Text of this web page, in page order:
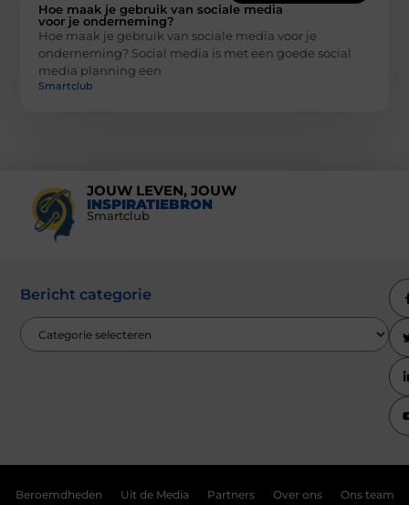
Hoe maak je gebruik van sociale media
voor je onderneming?
Hoe maak je gebruik van sociale media voor je
onderneming? Social media is met een goede social
media planning een
Smartclub
JOUW LEVEN, JOUW
INSPIRATIEBRON
Smartclub
Bericht categorie
Beroemdheden Uit de Media Partners Over ons Ons team